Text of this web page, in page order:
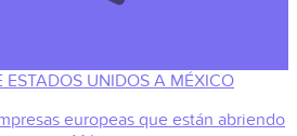
ESTADOS UNIDOS A MÉXICO
europeas que están abriendo